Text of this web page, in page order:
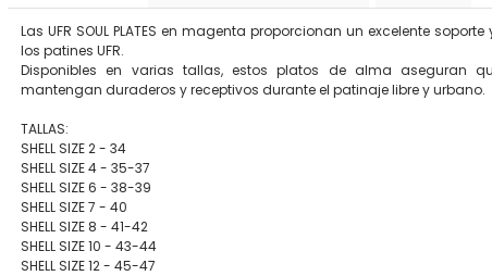
Las UFR SOUL PLATES en magenta proporcionan un excelente
los patines UFR.
Disponibles en varias tallas, estos platos de alma aseguran
mantengan duraderos y receptivos durante el patinaje libre y urbano.
TALLAS:
SHELL SIZE 2 - 34
SHELL SIZE 4 - 35-37
SHELL SIZE 6 - 38-39
SHELL SIZE 7 - 40
SHELL SIZE 8 - 41-42
SHELL SIZE 10 - 43-44
SHELL SIZE 12 - 45-47